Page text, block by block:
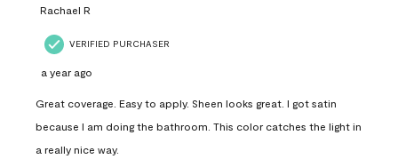
Rachael R
VERIFIED PURCHASER
a year ago
Great coverage. Easy to apply. Sheen looks great. I got satin
because I am doing the bathroom. This color catches the light in
a really nice way.